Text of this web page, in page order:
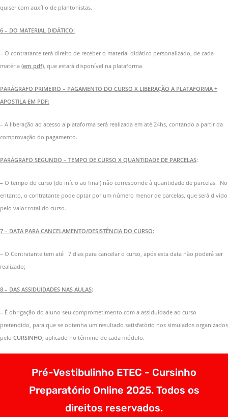
quiser com auxílio de plantonistas.
6 – DO MATERIAL DIDÁTICO:
– O contratante terá direito de receber o material didático personalizado, de cada
matéria (em pdf), que estará disponível na plataforma
PARÁGRAFO PRIMEIRO – PAGAMENTO DO CURSO X LIBERAÇÃO A PLATAFORMA +
APOSTILA EM PDF:
– A liberação ao acesso a plataforma será realizada em até 24hs, contando a partir da
comprovação do pagamento.
PARÁGRAFO SEGUNDO – TEMPO DE CURSO X QUANTIDADE DE PARCELAS:
– O tempo do curso (do início ao final) não corresponde à quantidade de parcelas. No
entanto, o contratante pode optar por um número menor de parcelas, que será divido
pelo valor total do curso.
7 – DATA PARA CANCELAMENTO/DESISTÊNCIA DO CURSO:
– O Contratante tem até 7 dias para cancelar o curso, após esta data não poderá ser
realizado;
8 – DAS ASSIDUIDADES NAS AULAS:
– É obrigação do aluno seu comprometimento com a assiduidade ao curso
pretendido, para que se obtenha um resultado satisfatório nos simulados organizados
pelo CURSINHO, aplicado no término de cada módulo.
Pré-Vestibulinho ETEC - Cursinho
Preparatório Online 2025. Todos os
direitos reservados.